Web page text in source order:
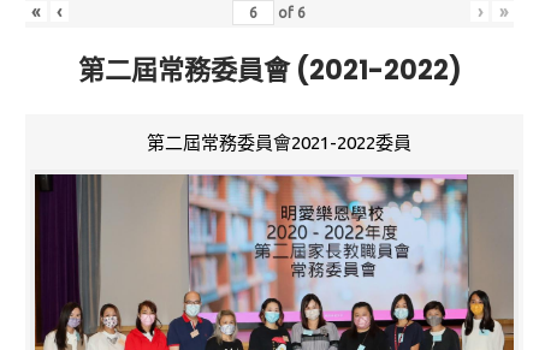
« ‹ of 6 › »
第二屆常務委員會 (2021-2022)
第二屆常務委員會2021-2022委員